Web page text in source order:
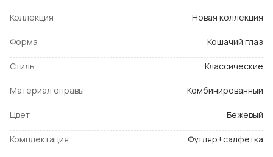
Коллекция Новая коллекция
Форма Кошачий глаз
Стиль Классические
Материал оправы Комбинированный
Цвет Бежевый
Комплектация Футляр+салфетка